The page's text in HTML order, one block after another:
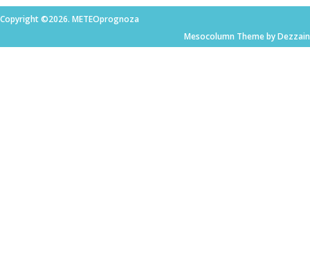
Copyright ©2026. METEOprognoza
Mesocolumn Theme by Dezzain